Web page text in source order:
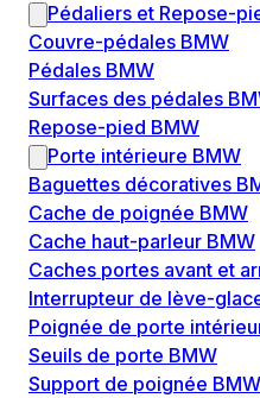
Pédaliers et Repose-
Couvre-pédales BMW
Pédales BMW
Surfaces des pédales
Repose-pied BMW
Porte intérieure BMW
Baguettes décoratives
Cache de poignée BMW
Cache haut-parleur BMW
Caches portes avant et
Interrupteur de lève-
Poignée de porte
Seuils de porte BMW
Support de poignée BMW